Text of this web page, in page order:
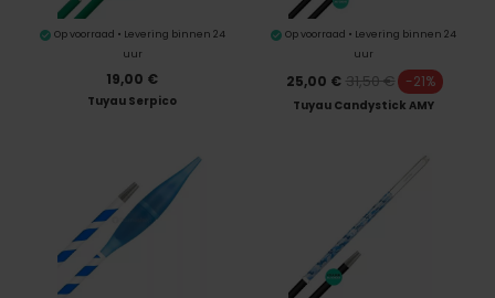
Op voorraad • Levering binnen 24
uur
19,00 €
Tuyau Serpico
Op voorraad • Levering binnen 24
uur
25,00 € 31,50 € -21%
Tuyau Candystick AMY